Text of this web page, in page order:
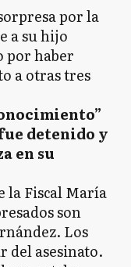
por la
a su hijo
por haber
a otras tres
detenido y
en su
la Fiscal María
son
Los
del asesinato.